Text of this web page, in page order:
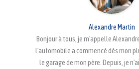
Alexandre Martin
Bonjour à tous, je m'appelle
l'automobile a commencé dès mon
le garage de mon père. Depuis, je